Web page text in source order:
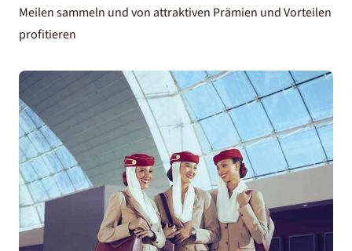
Meilen sammeln und von attraktiven Prämien und Vorteilen
profitieren